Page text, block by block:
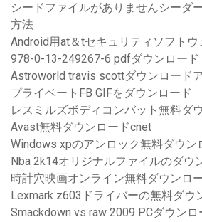
シードファイルがありませんシーダ
方法
Android用at＆tセキュリティソフト
978-0-13-249267-6 pdfダウンロード
Astroworld travis scottダウンロード
プライベートFB GIFをダウンロード
レスミルズボディコンバット無料ダ
Avast無料ダウンロードcnet
Windows xpのアンロック無料ダウン
Nba 2k14オリジナルファイルのダウ
時計穴映画オンライン無料ダウンロ
Lexmark z603ドライバーの無料ダウ
Smackdown vs raw 2009 PCダウンロ